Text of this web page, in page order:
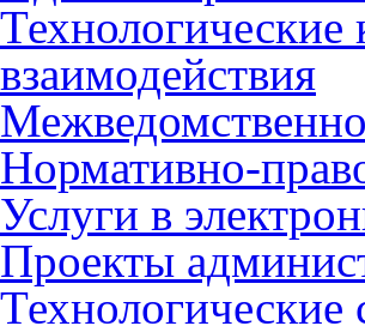
взаимодействия
Нормативно-
Услуги в
Проекты
Технологические